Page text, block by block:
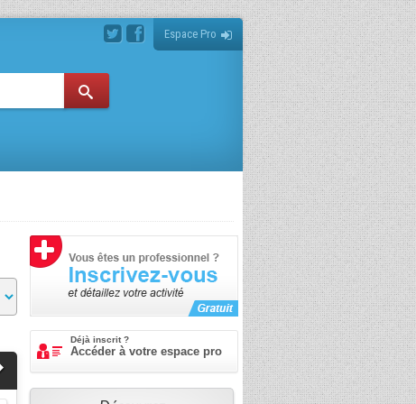
Espace Pro
Déjà inscrit ?
Accéder à votre espace pro